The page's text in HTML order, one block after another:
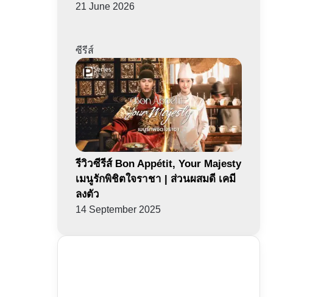
21 June 2026
ซีรีส์
รีวิวซีรีส์ Bon Appétit, Your Majesty
เมนูรักพิชิตใจราชา | ส่วนผสมดี เคมี
ลงตัว
14 September 2025